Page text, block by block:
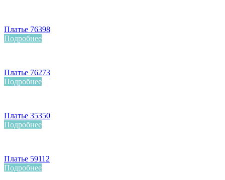
Платье 76398
Подробнее
Платье 76273
Подробнее
Платье 35350
Подробнее
Платье 59112
Подробнее